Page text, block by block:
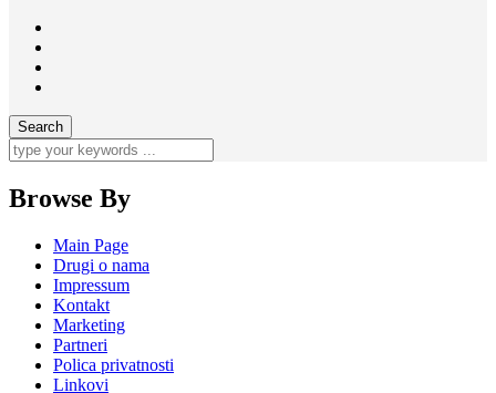
Browse By
Main Page
Drugi o nama
Impressum
Kontakt
Marketing
Partneri
Polica privatnosti
Linkovi